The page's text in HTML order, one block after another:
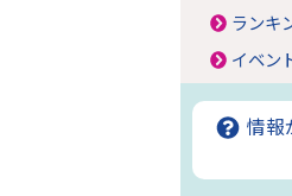
ランキ
イベン
情報